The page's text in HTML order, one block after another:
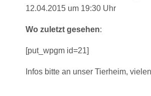
12.04.2015 um 19:30 Uhr
Wo zuletzt gesehen:
[put_wpgm id=21]
Infos bitte an unser Tierheim,